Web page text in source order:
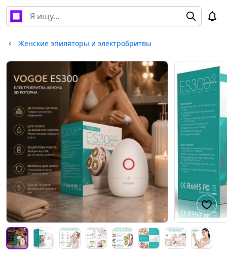
Женские эпиляторы и электробритвы